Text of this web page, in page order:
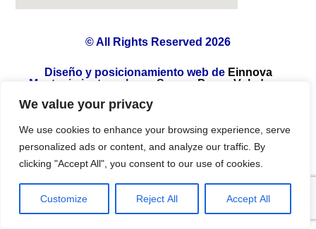
We value your privacy
We use cookies to enhance your browsing experience, serve
personalized ads or content, and analyze our traffic. By
clicking "Accept All", you consent to our use of cookies.
Customize Reject All Accept All
© All Rights Reserved 2026
Diseño y posicionamiento web de Einnova
Mantenimiento web por Somos Peces Voladores
English(Inglés